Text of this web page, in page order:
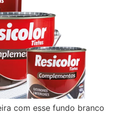
com esse fundo branco